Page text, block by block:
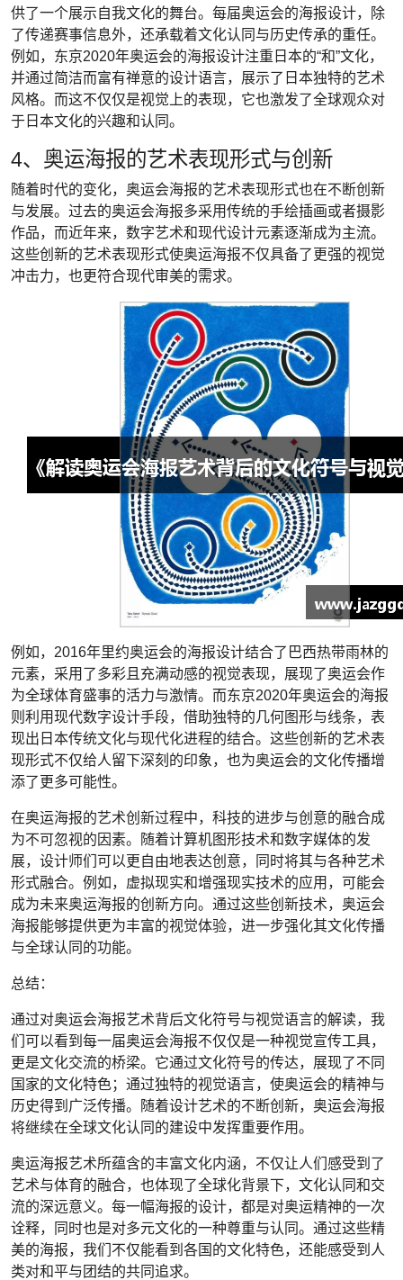
供了一个展示自我文化的舞台。每届奥运会的海报设计，除
了传递赛事信息外，还承载着文化认同与历史传承的重任。
例如，东京2020年奥运会的海报设计注重日本的“和”文化，
并通过简洁而富有禅意的设计语言，展示了日本独特的艺术
风格。而这不仅仅是视觉上的表现，它也激发了全球观众对
于日本文化的兴趣和认同。
4、奥运海报的艺术表现形式与创新
随着时代的变化，奥运会海报的艺术表现形式也在不断创新
与发展。过去的奥运会海报多采用传统的手绘插画或者摄影
作品，而近年来，数字艺术和现代设计元素逐渐成为主流。
这些创新的艺术表现形式使奥运海报不仅具备了更强的视觉
冲击力，也更符合现代审美的需求。
例如，2016年里约奥运会的海报设计结合了巴西热带雨林的
元素，采用了多彩且充满动感的视觉表现，展现了奥运会作
为全球体育盛事的活力与激情。而东京2020年奥运会的海报
则利用现代数字设计手段，借助独特的几何图形与线条，表
现出日本传统文化与现代化进程的结合。这些创新的艺术表
现形式不仅给人留下深刻的印象，也为奥运会的文化传播增
添了更多可能性。
在奥运海报的艺术创新过程中，科技的进步与创意的融合成
为不可忽视的因素。随着计算机图形技术和数字媒体的发
展，设计师们可以更自由地表达创意，同时将其与各种艺术
形式融合。例如，虚拟现实和增强现实技术的应用，可能会
成为未来奥运海报的创新方向。通过这些创新技术，奥运会
海报能够提供更为丰富的视觉体验，进一步强化其文化传播
与全球认同的功能。
总结：
通过对奥运会海报艺术背后文化符号与视觉语言的解读，我
们可以看到每一届奥运会海报不仅仅是一种视觉宣传工具，
更是文化交流的桥梁。它通过文化符号的传达，展现了不同
国家的文化特色；通过独特的视觉语言，使奥运会的精神与
历史得到广泛传播。随着设计艺术的不断创新，奥运会海报
将继续在全球文化认同的建设中发挥重要作用。
奥运海报艺术所蕴含的丰富文化内涵，不仅让人们感受到了
艺术与体育的融合，也体现了全球化背景下，文化认同和交
流的深远意义。每一幅海报的设计，都是对奥运精神的一次
诠释，同时也是对多元文化的一种尊重与认同。通过这些精
美的海报，我们不仅能看到各国的文化特色，还能感受到人
类对和平与团结的共同追求。